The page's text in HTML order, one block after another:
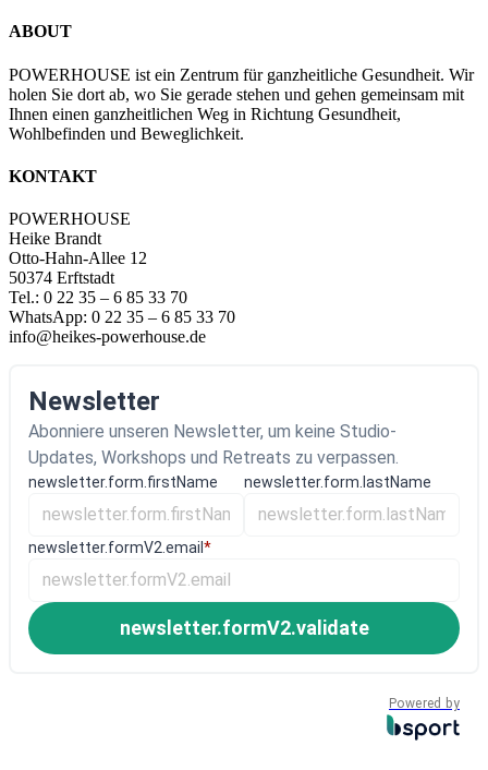
ABOUT
POWERHOUSE ist ein Zentrum für ganzheitliche Gesundheit. Wir
holen Sie dort ab, wo Sie gerade stehen und gehen gemeinsam mit
Ihnen einen ganzheitlichen Weg in Richtung Gesundheit,
Wohlbefinden und Beweglichkeit.
KONTAKT
POWERHOUSE
Heike Brandt
Otto-Hahn-Allee 12
50374 Erftstadt
Tel.: 0 22 35 – 6 85 33 70
WhatsApp: 0 22 35 – 6 85 33 70
info@heikes-powerhouse.de
Newsletter
Abonniere unseren Newsletter, um keine Studio-
Updates, Workshops und Retreats zu verpassen.
newsletter.form.firstName newsletter.form.lastName
newsletter.formV2.email *
newsletter.formV2.validate
Powered by